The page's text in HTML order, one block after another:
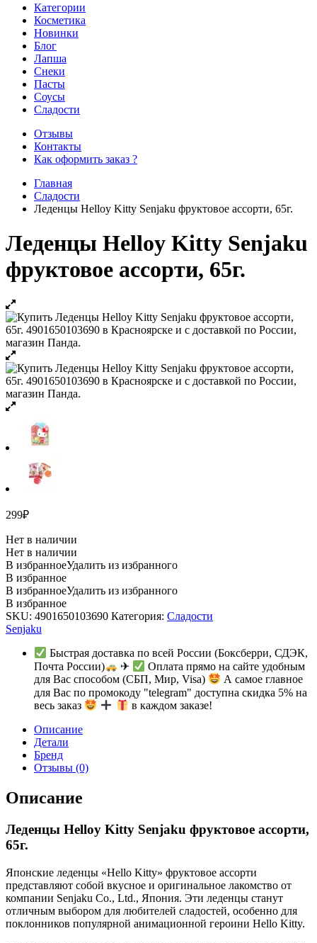
Категории
Косметика
Новинки
Блог
Лапша
Снеки
Пасты
Соусы
Сладости
Отзывы
Контакты
Как оформить заказ ?
Главная
Сладости
Леденцы Helloy Kitty Senjaku фруктовое ассорти, 65г.
Леденцы Helloy Kitty Senjaku
фруктовое ассорти, 65г.
299₽
Нет в наличии
Нет в наличии
В избранноеУдалить из избранного
В избранное
В избранноеУдалить из избранного
В избранное
SKU: 4901650103690 Категория: Сладости
Senjaku
Быстрая доставка по всей России (Боксберри, СДЭК,
Почта России)
✈
Оплата прямо на сайте удобным
для Вас способом (СБП, Мир, Visa)
А самое главное
для Вас по промокоду "telegram" доступна скидка 5% на
весь заказ
в каждом заказе!
Описание
Детали
Бренд
Отзывы (0)
Описание
Леденцы Helloy Kitty Senjaku фруктовое ассорти,
65г.
Японские леденцы «Hello Kitty» фруктовое ассорти
представляют собой вкусное и оригинальное лакомство от
компании Senjaku Co., Ltd., Япония. Эти леденцы станут
отличным выбором для любителей сладостей, особенно для
поклонников популярной анимационной героини Hello Kitty.